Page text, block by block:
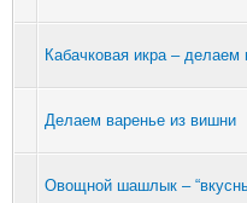
Кабачковая икра –
Делаем варенье из вишни
Овощной шашлык –